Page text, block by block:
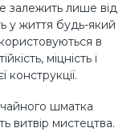
залежить лише від
у життя будь-який
в
міцність і
конструкції.
шматка
витвір мистецтва.